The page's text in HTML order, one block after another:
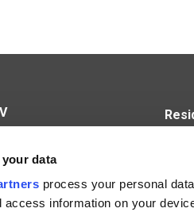
data
process your personal
information on your
89